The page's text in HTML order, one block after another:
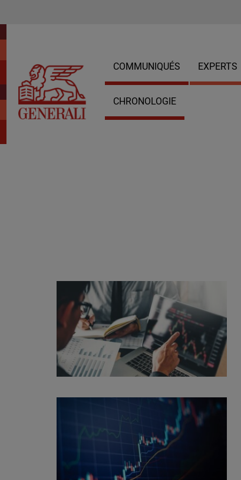
COMMUNIQUÉS EXPERTS
CHRONOLOGIE